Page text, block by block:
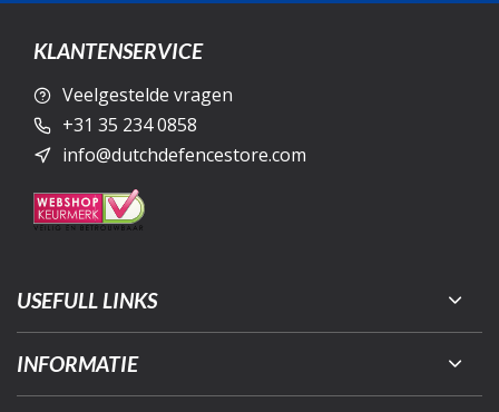
KLANTENSERVICE
Veelgestelde vragen
+31 35 234 0858
info@dutchdefencestore.com
USEFULL LINKS
INFORMATIE